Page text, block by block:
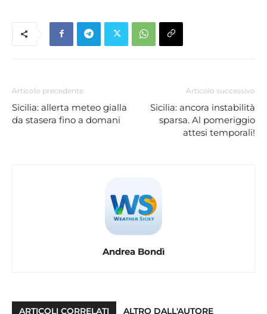
Articolo precedente
Sicilia: allerta meteo gialla
da stasera fino a domani
Articolo successivo
Sicilia: ancora instabilità
sparsa. Al pomeriggio
attesi temporali!
Andrea Bondì
ARTICOLI CORRELATI ALTRO DALL'AUTORE